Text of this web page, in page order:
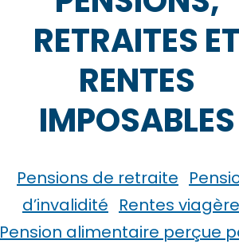
RETRAITES ET
RENTES
IMPOSABLES
Pensions de retraite
d’invalidité Rentes
Pension alimentaire perçue